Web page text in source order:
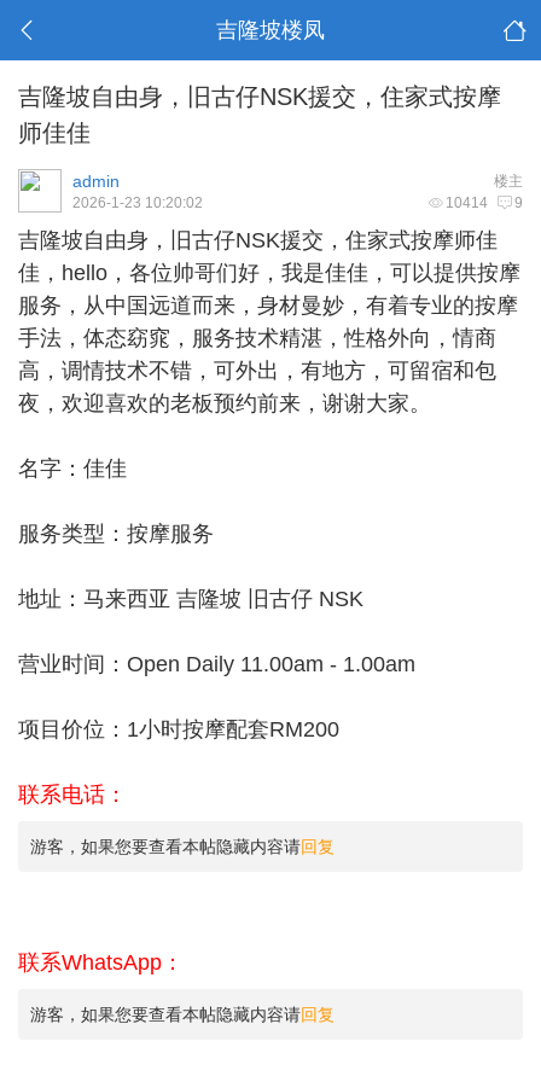
吉隆坡楼凤
吉隆坡自由身，旧古仔NSK援交，住家式按摩
师佳佳
楼主
admin
10414 9
2026-1-23 10:20:02
吉隆坡自由身 ，旧古仔NSK援交，住家式按摩师佳
佳，hello，各位帅哥们好，我是佳佳，可以提供按摩
服务，从中国远道而来，身材曼妙，有着专业的按摩
手法，体态窈窕，服务技术精湛，性格外向，情商
高，调情技术不错，可外出，有地方，可留宿和包
夜，欢迎喜欢的老板预约前来，谢谢大家。
名字：佳佳
服务类型：按摩服务
地址：马来西亚 吉隆坡 旧古仔 NSK
营业时间：Open Daily 11.00am - 1.00am
项目价位：1小时按摩配套RM200
联系电话：
游客，如果您要查看本帖隐藏内容请回复
联系WhatsApp：
游客，如果您要查看本帖隐藏内容请回复